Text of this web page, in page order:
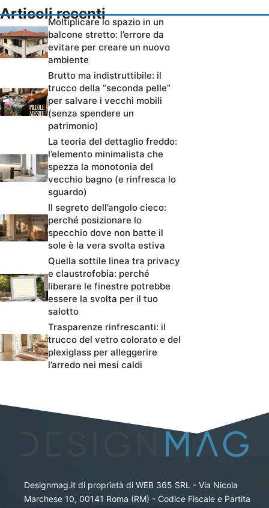
Articoli recenti
Moltiplicare lo spazio in un
balcone stretto: l’errore da
evitare per creare un nuovo
ambiente
Brutto ma indistruttibile: il
trucco della “seconda pelle”
per salvare i vecchi mobili
(senza spendere un
patrimonio)
La teoria del dettaglio freddo:
l’elemento minimalista che
spezza la monotonia del
vecchio bagno (e rinfresca lo
sguardo)
Il segreto dell’angolo cieco:
perché posizionare lo
specchio dove non batte il
sole è la vera svolta estiva
Quella sottile linea tra privacy
e claustrofobia: perché
liberare le finestre potrebbe
essere la svolta per il tuo
salotto
Trasparenze rinfrescanti: il
trucco del vetro colorato e del
plexiglass per alleggerire
l’arredo nei mesi caldi
Designmag.it di proprietà di WEB 365 SRL - Via Nicola
Marchese 10, 00141 Roma (RM) - Codice Fiscale e Partita